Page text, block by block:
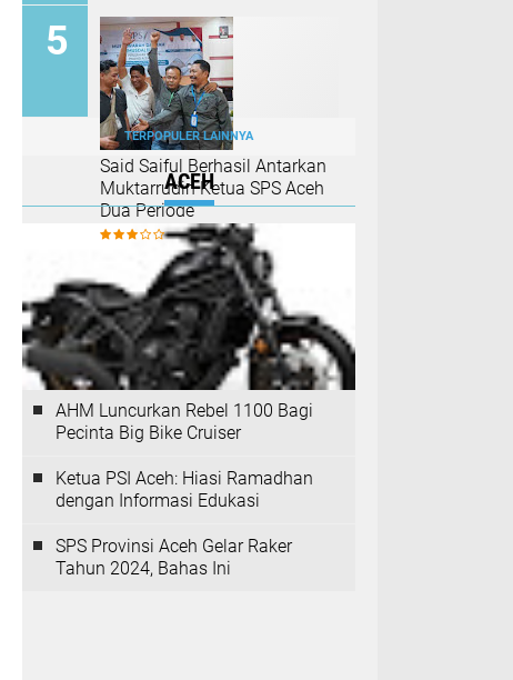
Said Saiful Berhasil Antarkan
Muktarrudin Ketua SPS Aceh
Dua Periode
TERPOPULER LAINNYA
ACEH
AHM Luncurkan Rebel 1100 Bagi
Pecinta Big Bike Cruiser
Ketua PSI Aceh: Hiasi Ramadhan
dengan Informasi Edukasi
SPS Provinsi Aceh Gelar Raker
Tahun 2024, Bahas Ini